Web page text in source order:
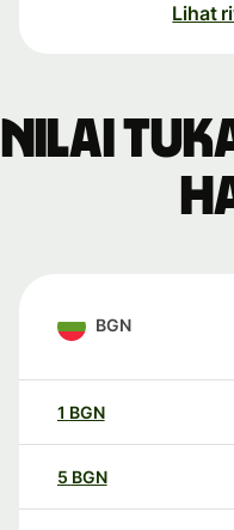
Lihat
Nilai
BGN
1 BGN
5 BGN